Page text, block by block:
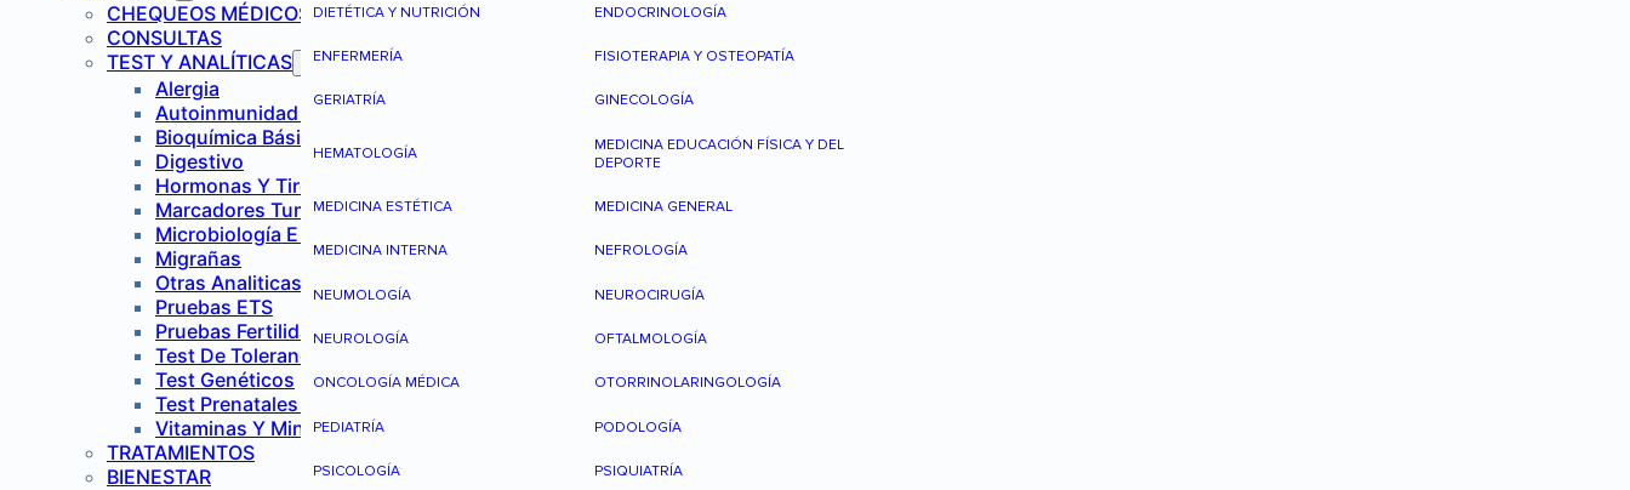
DIETÉTICA Y NUTRICIÓN ENDOCRINOLOGÍA
ENFERMERÍA FISIOTERAPIA Y OSTEOPATÍA
GERIATRÍA GINECOLOGÍA
HEMATOLOGÍA
MEDICINA EDUCACIÓN FÍSICA Y DEL
DEPORTE
MEDICINA ESTÉTICA MEDICINA GENERAL
MEDICINA INTERNA NEFROLOGÍA
NEUMOLOGÍA NEUROCIRUGÍA
NEUROLOGÍA OFTALMOLOGÍA
ONCOLOGÍA MÉDICA OTORRINOLARINGOLOGÍA
PEDIATRÍA PODOLOGÍA
PSICOLOGÍA PSIQUIATRÍA
CHEQUEOS MÉDICOS
CONSULTAS
TEST Y ANALÍTICAS
Alergia
Autoinmunidad Y Reumatología
Bioquímica Básica
Digestivo
Hormonas Y Tiroides
Marcadores Tumorales
Microbiología E Infecciones
Migrañas
Otras Analiticas
Pruebas ETS
Pruebas Fertilidad Mujer
Test De Tolerancia Alimentaria
Test Genéticos
Test Prenatales No Invasivos
Vitaminas Y Minerales
TRATAMIENTOS
BIENESTAR